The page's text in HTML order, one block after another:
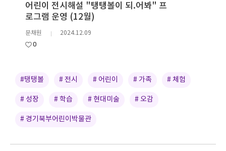
어린이 전시해설 "탱탱볼이 되.어봐" 프
로그램 운영 (12월)
문채원 2024.12.09
0
#탱탱볼 # 전시 # 어린이 # 가족 # 체험
# 성장 # 학습 # 현대미술 # 오감
# 경기북부어린이박물관